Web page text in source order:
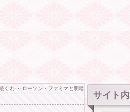
くわ･･･ローソン・ファミマと明暗分かれた納得のワケ
サイト